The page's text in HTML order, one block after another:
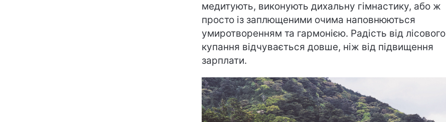
медитують, виконують дихальну гімнастику, або ж
просто із заплющеними очима наповнюються
умиротворенням та гармонією. Радість від лісового
купання відчувається довше, ніж від підвищення
зарплати.